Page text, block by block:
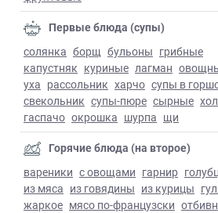
Первые блюда (супы)
солянка борщ бульоны грибные
капустняк куриные лагман
уха рассольник харчо супы в
свекольник супы-пюре сырные
гаспачо окрошка шурпа щи
Горячие блюда (на второе)
вареники с овощами гарнир
из мяса из говядины из курицы
жаркое мясо по-французски